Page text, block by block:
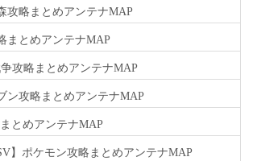
攻略まとめアンテナMAP
まとめアンテナMAP
攻略まとめアンテナMAP
ン攻略まとめアンテナMAP
とめアンテナMAP
】ポケモン攻略まとめアンテナMAP